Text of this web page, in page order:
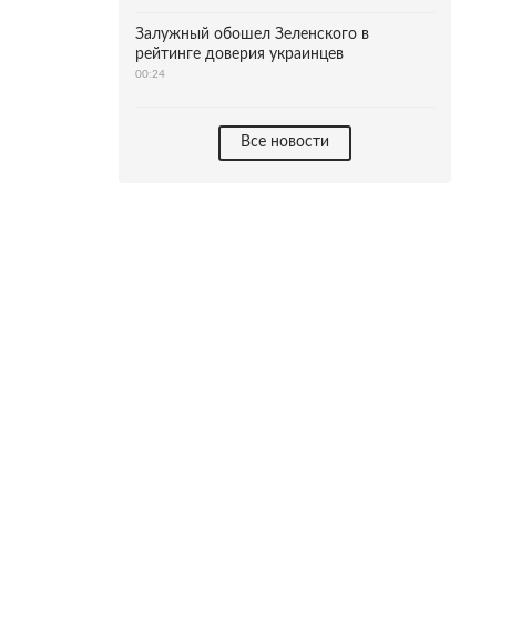
Залужный обошел Зеленского в
рейтинге доверия украинцев
00:24
Все новости